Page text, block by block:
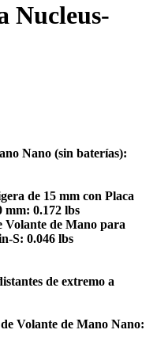
Nucleus-
Nano (sin baterías):
de 15 mm con Placa
mm: 0.172 lbs
de Mano para
S: 0.046 lbs
de extremo a
Volante de Mano Nano: